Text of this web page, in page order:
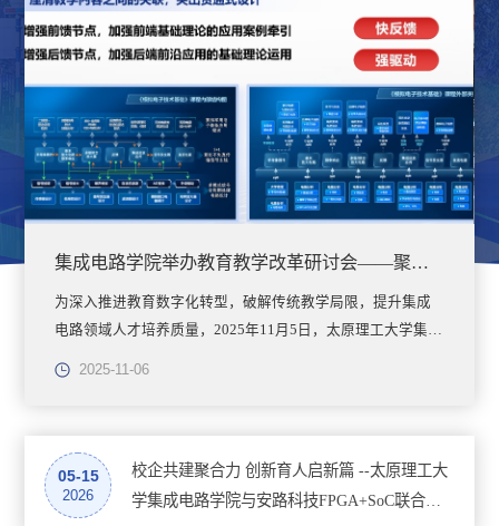
集成电路学院举办教育教学改革研讨会——聚焦数字教材赋能智慧教学
为深入推进教育数字化转型，破解传统教学局限，提升集成
电路领域人才培养质量，2025年11月5日，太原理工大学集成
学管理人员参会。作为电子技术教育领域的领军专家，杜湘
瑜教授深耕教学一线多年，不仅是牵头国家级一流课程建
2025-11-06
05-15
2026
校企共建聚合力 创新育人启新篇 --太原理工大
学集成电路学院与安路科技FPGA+SoC联合创